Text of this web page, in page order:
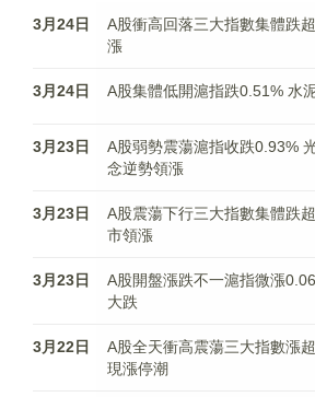
3月24日
A股衝高回落三大指數集體跌
漲
3月24日 A股集體低開滬指跌0.51% 水
3月23日
A股弱勢震蕩滬指收跌0.93%
念逆勢領漲
3月23日
A股震蕩下行三大指數集體跌
市領漲
3月23日
A股開盤漲跌不一滬指微漲
大跌
3月22日
A股全天衝高震蕩三大指數漲
現漲停潮